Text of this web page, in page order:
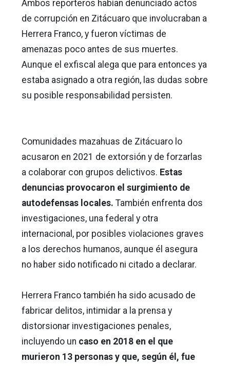
Ambos reporteros habían denunciado actos
de corrupción en Zitácuaro que involucraban a
Herrera Franco, y fueron víctimas de
amenazas poco antes de sus muertes.
Aunque el exfiscal alega que para entonces ya
estaba asignado a otra región, las dudas sobre
su posible responsabilidad persisten.
Comunidades mazahuas de Zitácuaro lo
acusaron en 2021 de extorsión y de forzarlas
a colaborar con grupos delictivos. Estas
denuncias provocaron el surgimiento de
autodefensas locales. También enfrenta dos
investigaciones, una federal y otra
internacional, por posibles violaciones graves
a los derechos humanos, aunque él asegura
no haber sido notificado ni citado a declarar.
Herrera Franco también ha sido acusado de
fabricar delitos, intimidar a la prensa y
distorsionar investigaciones penales,
incluyendo un caso en 2018 en el que
murieron 13 personas y que, según él, fue